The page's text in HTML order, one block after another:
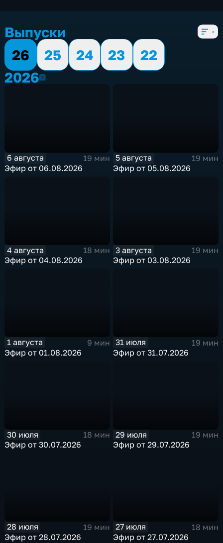
Выпуски
26
25 24 23
22
20262026
6 августа
19 мин
Эфир от 06.08.2026
5 августа
19 мин
Эфир от 05.08.2026
4 августа
18 мин
Эфир от 04.08.2026
3 августа
19 мин
Эфир от 03.08.2026
1 августа
9 мин
Эфир от 01.08.2026
31 июля
19 мин
Эфир от 31.07.2026
30 июля
18 мин
Эфир от 30.07.2026
29 июля
19 мин
Эфир от 29.07.2026
28 июля
19 мин
Эфир от 28.07.2026
27 июля
18 мин
Эфир от 27.07.2026